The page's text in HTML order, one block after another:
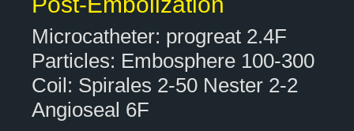
Microcatheter: progreat 2.4F
Particles: Embosphere 100-300
Coil: Spirales 2-50 Nester 2-2
Angioseal 6F